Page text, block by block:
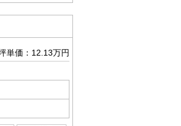
単価：12.13万円